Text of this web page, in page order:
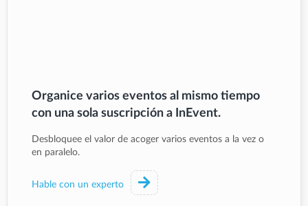
Organice varios eventos al mismo tiempo
con una sola suscripción a InEvent.
Desbloquee el valor de acoger varios eventos a la vez o
en paralelo.
Hable con un experto